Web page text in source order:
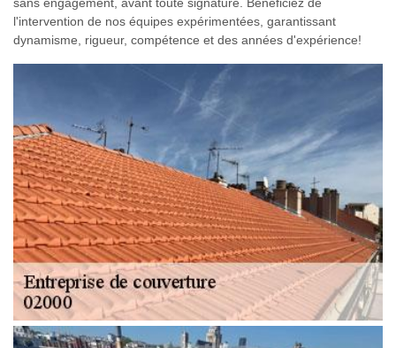
l'intervention de nos équipes expérimentées, garantissant
dynamisme, rigueur, compétence et des années d'expérience!